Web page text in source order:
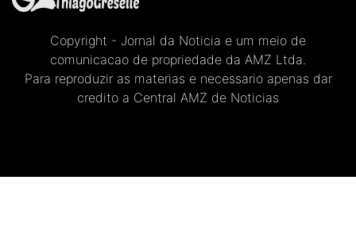
Copyright - Jornal da Noticia e um meio de
comunicacao de propriedade da AMZ Ltda.
Para reproduzir as materias e necessario apenas dar
credito a Central AMZ de Noticias